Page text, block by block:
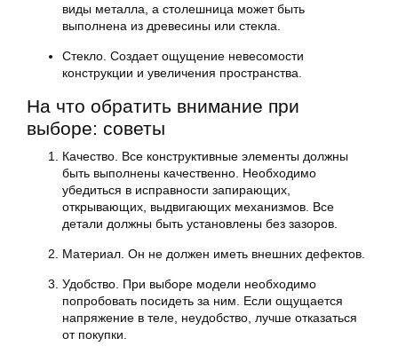
виды металла, а столешница может быть
выполнена из древесины или стекла.
Стекло. Создает ощущение невесомости
конструкции и увеличения пространства.
На что обратить внимание при
выборе: советы
Качество. Все конструктивные элементы должны
быть выполнены качественно. Необходимо
убедиться в исправности запирающих,
открывающих, выдвигающих механизмов. Все
детали должны быть установлены без зазоров.
Материал. Он не должен иметь внешних дефектов.
Удобство. При выборе модели необходимо
попробовать посидеть за ним. Если ощущается
напряжение в теле, неудобство, лучше отказаться
от покупки.